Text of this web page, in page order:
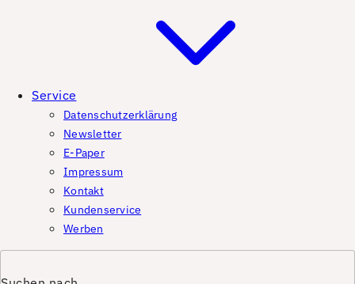
Service
Datenschutzerklärung
Newsletter
E-Paper
Impressum
Kontakt
Kundenservice
Werben